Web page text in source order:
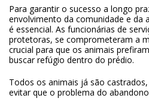
Para garantir o sucesso a longo
envolvimento da comunidade e da
é essencial. As funcionárias de
protetoras, se comprometeram a
crucial para que os animais
buscar refúgio dentro do prédio.
Todos os animais já são
evitar que o problema do